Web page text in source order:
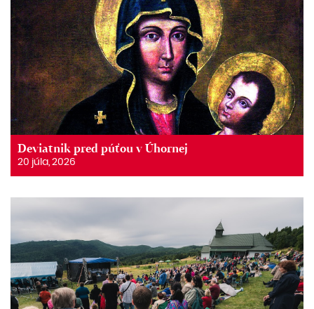
Deviatnik pred púťou v Úhornej
20 júla, 2026